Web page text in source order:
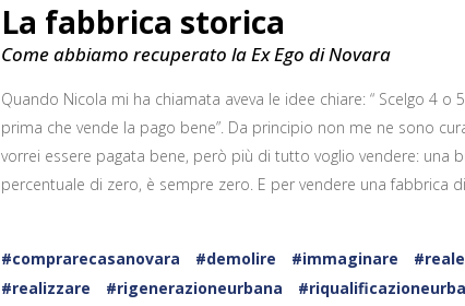
La fabbrica storica
Come abbiamo recuperato la Ex Ego di Novara
Quando Nicola mi ha chiamata aveva le idee chiare: “ Scelgo 4 o
prima che vende la pago bene”. Da principio non me ne sono
vorrei essere pagata bene, però più di tutto voglio vendere: una
percentuale di zero, è sempre zero. E per vendere una fabbrica
#comprarecasanovara
#demolire #immaginare
#realizzare
#rigenerazioneurbana